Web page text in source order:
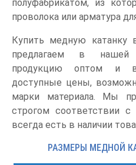
полуфабрикатом, из
проволока или арматура
Купить медную
предлагаем в нашей
продукцию оптом и в
доступные цены,
марки материала. Мы
строгом соответствии
всегда есть в наличии
РАЗМЕРЫ МЕДНОЙ